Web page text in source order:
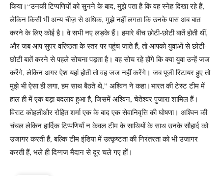
किया।“उनकी टिप्पणियों को सुनने के बाद, मुझे पता है कि वह स्नेह दिखा रहे हैं,
लेकिन किसी भी अन्य चीज़ से अधिक, मुझे नहीं लगता कि उनके पास अब बात
करने के लिए कोई है। वे सभी नए लड़के हैं। हमारे बीच छोटी-छोटी बातें होती थीं,
और जब आप सुपर वरिष्ठता के स्तर पर पहुंच जाते हैं, तो आपको युवाओं से छोटी-
छोटी बातें करने से पहले सोचना पड़ता है। वह सोच रहे होंगे कि क्या युवा उन्हें जज
करेंगे, लेकिन अगर ऐश यहां होती तो वह जज नहीं करेंगे। जब पूजी रिटायर हुए तो
मुझे भी ऐसा ही लगा, हम साथ बैठते थे,” अश्विन ने कहा।भारत की टेस्ट टीम में
हाल ही में एक बड़ा बदलाव हुआ है, जिसमें अश्विन, चेतेश्वर पुजारा शामिल हैं।
विराट कोहलीऔर रोहित शर्मा एक के बाद एक सेवानिवृत्ति की घोषणा। अश्विन की
चंचल लेकिन हार्दिक टिप्पणियाँ न केवल टीम के साथियों के साथ उनके सौहार्द को
उजागर करती हैं, बल्कि टीम इंडिया में उत्कृष्टता की निरंतरता को भी उजागर
करती हैं, भले ही दिग्गज मैदान से दूर चले गए हों।